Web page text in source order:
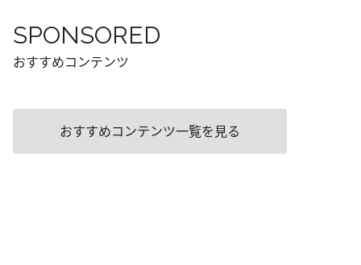
SPONSORED
おすすめコンテンツ
おすすめコンテンツ一覧を見る